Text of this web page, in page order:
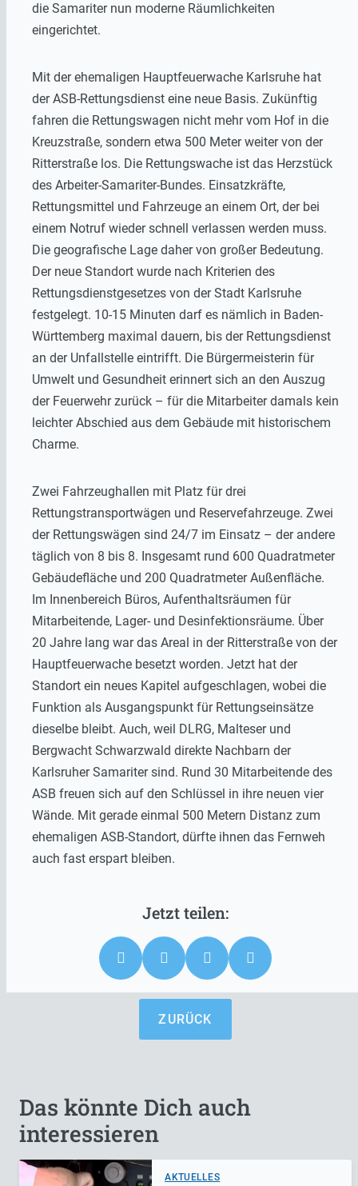
die Samariter nun moderne Räumlichkeiten
eingerichtet.
Mit der ehemaligen Hauptfeuerwache Karlsruhe hat
der ASB-Rettungsdienst eine neue Basis. Zukünftig
fahren die Rettungswagen nicht mehr vom Hof in die
Kreuzstraße, sondern etwa 500 Meter weiter von der
Ritterstraße los. Die Rettungswache ist das Herzstück
des Arbeiter-Samariter-Bundes. Einsatzkräfte,
Rettungsmittel und Fahrzeuge an einem Ort, der bei
einem Notruf wieder schnell verlassen werden muss.
Die geografische Lage daher von großer Bedeutung.
Der neue Standort wurde nach Kriterien des
Rettungsdienstgesetzes von der Stadt Karlsruhe
festgelegt. 10-15 Minuten darf es nämlich in Baden-
Württemberg maximal dauern, bis der Rettungsdienst
an der Unfallstelle eintrifft. Die Bürgermeisterin für
Umwelt und Gesundheit erinnert sich an den Auszug
der Feuerwehr zurück – für die Mitarbeiter damals kein
leichter Abschied aus dem Gebäude mit historischem
Charme.
Zwei Fahrzeughallen mit Platz für drei
Rettungstransportwägen und Reservefahrzeuge. Zwei
der Rettungswägen sind 24/7 im Einsatz – der andere
täglich von 8 bis 8. Insgesamt rund 600 Quadratmeter
Gebäudefläche und 200 Quadratmeter Außenfläche.
Im Innenbereich Büros, Aufenthaltsräumen für
Mitarbeitende, Lager- und Desinfektionsräume. Über
20 Jahre lang war das Areal in der Ritterstraße von der
Hauptfeuerwache besetzt worden. Jetzt hat der
Standort ein neues Kapitel aufgeschlagen, wobei die
Funktion als Ausgangspunkt für Rettungseinsätze
dieselbe bleibt. Auch, weil DLRG, Malteser und
Bergwacht Schwarzwald direkte Nachbarn der
Karlsruher Samariter sind. Rund 30 Mitarbeitende des
ASB freuen sich auf den Schlüssel in ihre neuen vier
Wände. Mit gerade einmal 500 Metern Distanz zum
ehemaligen ASB-Standort, dürfte ihnen das Fernweh
auch fast erspart bleiben.
ZURÜCK
Das könnte Dich auch
interessieren
AKTUELLES